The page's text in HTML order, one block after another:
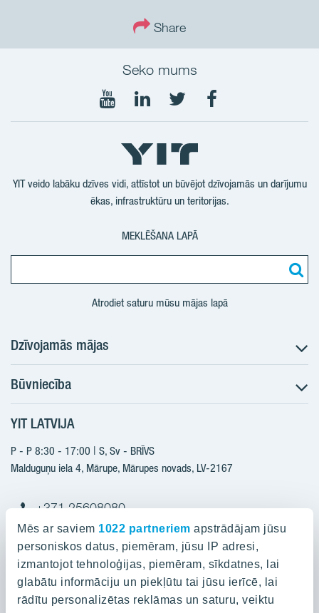
Mēs ar saviem 1022 partneriem apstrādājam jūsu
personiskos datus, piemēram, jūsu IP adresi,
izmantojot tehnoloģijas, piemēram, sīkdatnes, lai
glabātu informāciju un piekļūtu tai jūsu ierīcē, lai
rādītu personalizētas reklāmas un saturu, veiktu
Share
Seko mums
Seko
mums
YouTube
Seko
mums
LinkedIn
Seko
mums
Twtitter
Seko
YIT veido labāku dzīves vidi, attīstot un būvējot dzīvojamās un darījumu
ēkas, infrastruktūru un teritorijas.
MEKLĒŠANA LAPĀ
Atrodiet saturu mūsu mājas lapā
Dzīvojamās mājas
Meklēt dzīvokli
Nākotnes projekti
Pārdošanas informācija
YIT Plus
Kontakti
Būvniecība
Būvniecība
Jaunie projekti
Realizētie projekti
YIT LATVIJA
P - P 8:30 - 17:00 | S, Sv - BRĪVS
Malduguņu iela 4, Mārupe, Mārupes novads, LV-2167
+371 25608080
yitmajas@yit.lv
Projekti